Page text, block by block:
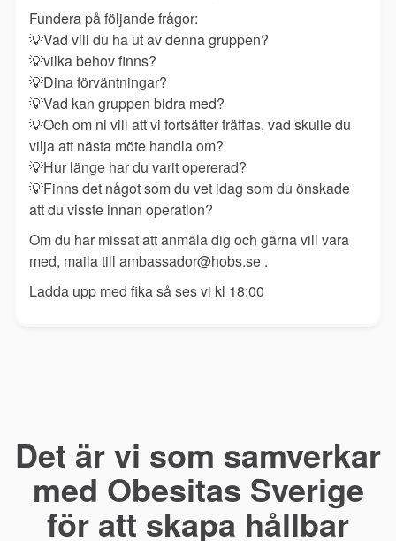
Fundera på följande frågor:
💡Vad vill du ha ut av denna gruppen?
💡vilka behov finns?
💡Dina förväntningar?
💡Vad kan gruppen bidra med?
💡Och om ni vill att vi fortsätter träffas, vad skulle du
vilja att nästa möte handla om?
💡Hur länge har du varit opererad?
💡Finns det något som du vet idag som du önskade
att du visste innan operation?
Om du har missat att anmäla dig och gärna vill vara
med, maila till ambassador@hobs.se .
Ladda upp med fika så ses vi kl 18:00
Det är vi som samverkar
med Obesitas Sverige
för att skapa hållbar